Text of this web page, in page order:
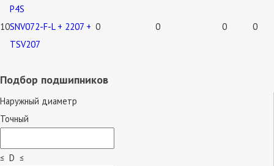
P4S
10SNV072-F-L + 2207 +
TSV207
0 0 0 0
Подбор подшипников
Наружный диаметр
Точный
≤ D ≤